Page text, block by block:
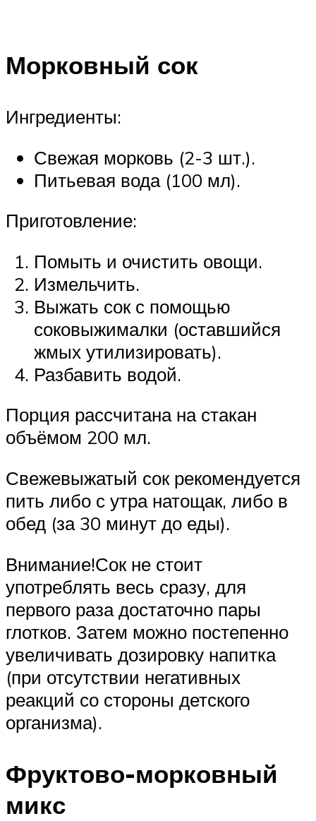
Морковный сок
Ингредиенты:
Свежая морковь (2-3 шт.).
Питьевая вода (100 мл).
Приготовление:
Помыть и очистить овощи.
Измельчить.
Выжать сок с помощью
соковыжималки (оставшийся
жмых утилизировать).
Разбавить водой.
Порция рассчитана на стакан
объёмом 200 мл.
Свежевыжатый сок рекомендуется
пить либо с утра натощак, либо в
обед (за 30 минут до еды).
Внимание!Сок не стоит
употреблять весь сразу, для
первого раза достаточно пары
глотков. Затем можно постепенно
увеличивать дозировку напитка
(при отсутствии негативных
реакций со стороны детского
организма).
Фруктово-морковный
микс